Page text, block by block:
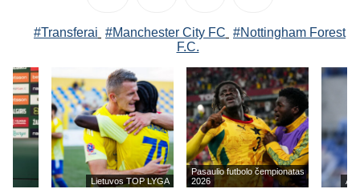
#Transferai #Manchester City FC #Nottingham Forest
F.C.
Lietuvos TOP LYGA
Pasaulio futbolo čempionatas
2026